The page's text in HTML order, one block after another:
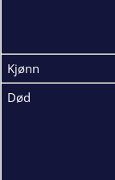
Kjønn
Død